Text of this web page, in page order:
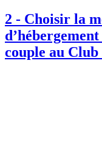
2 - Choisir la
couple au